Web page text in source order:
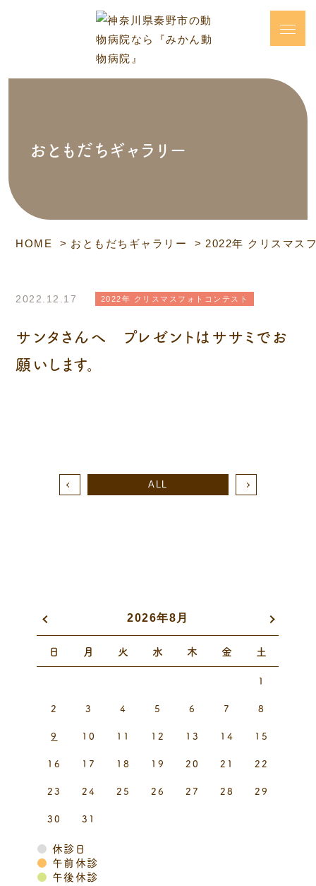
おともだちギャラリー
HOME おともだちギャラリー 2022年 クリスマス
2022.12.17 2022年 クリスマスフォトコンテスト
サンタさんへ プレゼントはササミでお
願いします。
ALL
2026年8月
日 月 火 水 木 金 土
1
2 3 4 5 6 7 8
9 10 11 12 13 14 15
16 17 18 19 20 21 22
23 24 25 26 27 28 29
30 31
● 休診日
● 午前休診
● 午後休診